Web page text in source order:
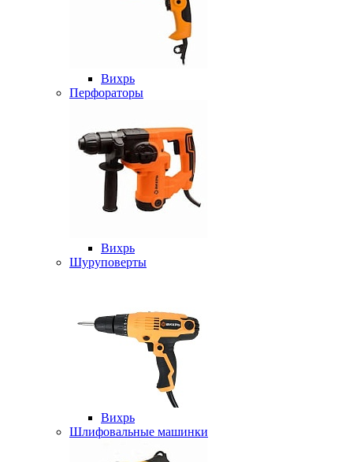
Вихрь
Перфораторы
Вихрь
Шуруповерты
Вихрь
Шлифовальные машинки